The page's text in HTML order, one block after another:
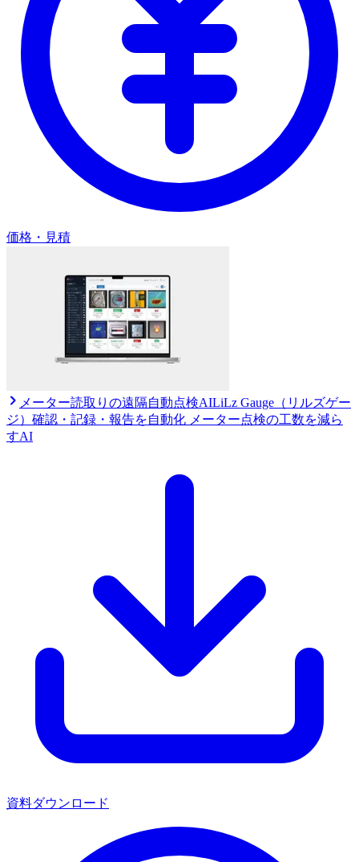
価格・見積
メーター読取りの遠隔自動点検AILiLz Gauge（リルズゲー
ジ） 確認・記録・報告を自動化 メーター点検の工数を減ら
すAI
資料ダウンロード